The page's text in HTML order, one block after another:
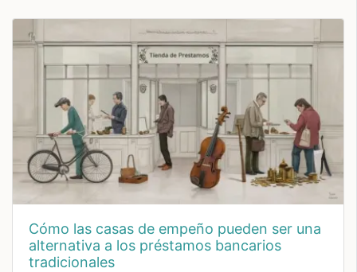
cómo las casas de empeño pueden ser una
alternativa a los préstamos bancarios
tradicionales